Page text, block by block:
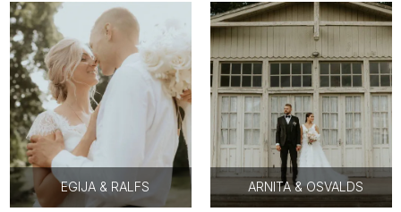
EGIJA & RALFS ARNITA & OSVALDS